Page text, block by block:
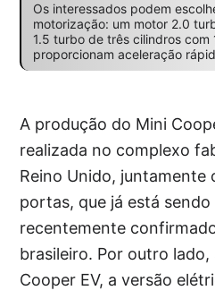
Os interessados podem
motorização: um motor 2.0
1.5 turbo de três cilindros com
proporcionam aceleração
A produção do Mini
realizada no complexo
Reino Unido, juntamente
portas, que já está
recentemente
brasileiro. Por outro
Cooper EV, a versão